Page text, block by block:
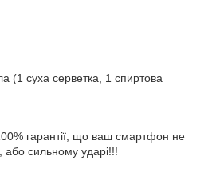
(1 суха серветка, 1 спиртова
гарантії, що ваш смартфон не
або сильному ударі!!!